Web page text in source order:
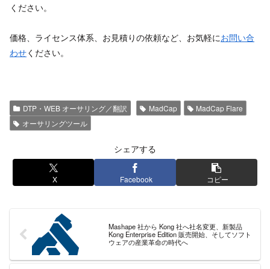
ください。
価格、ライセンス体系、お見積りの依頼など、お気軽にお問い合
わせください。
DTP・WEB オーサリング／翻訳 MadCap
MadCap Flare
オーサリングツール
シェアする
X Facebook コピー
Mashape 社から Kong 社へ社名変更、新製品
Kong Enterprise Edition 販売開始、そしてソフト
ウェアの産業革命の時代へ